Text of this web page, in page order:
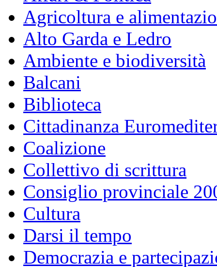
Agricoltura e
Alto Garda e Ledro
Ambiente e biodiversità
Balcani
Biblioteca
Cittadinanza
Coalizione
Collettivo di scrittura
Consiglio provinciale
Cultura
Darsi il tempo
Democrazia e